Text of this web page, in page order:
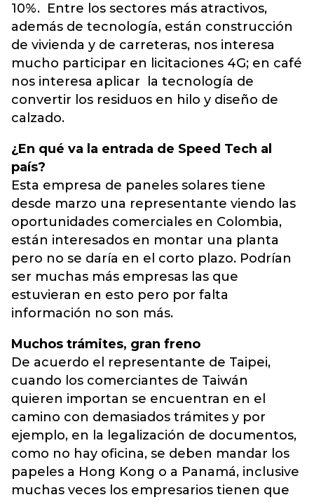
10%. Entre los sectores más atractivos,
además de tecnología, están construcción
de vivienda y de carreteras, nos interesa
mucho participar en licitaciones 4G; en café
nos interesa aplicar la tecnología de
convertir los residuos en hilo y diseño de
calzado.
¿En qué va la entrada de Speed Tech al
país?
Esta empresa de paneles solares tiene
desde marzo una representante viendo las
oportunidades comerciales en Colombia,
están interesados en montar una planta
pero no se daría en el corto plazo. Podrían
ser muchas más empresas las que
estuvieran en esto pero por falta
información no son más.
Muchos trámites, gran freno
De acuerdo el representante de Taipei,
cuando los comerciantes de Taiwán
quieren importan se encuentran en el
camino con demasiados trámites y por
ejemplo, en la legalización de documentos,
como no hay oficina, se deben mandar los
papeles a Hong Kong o a Panamá, inclusive
muchas veces los empresarios tienen que